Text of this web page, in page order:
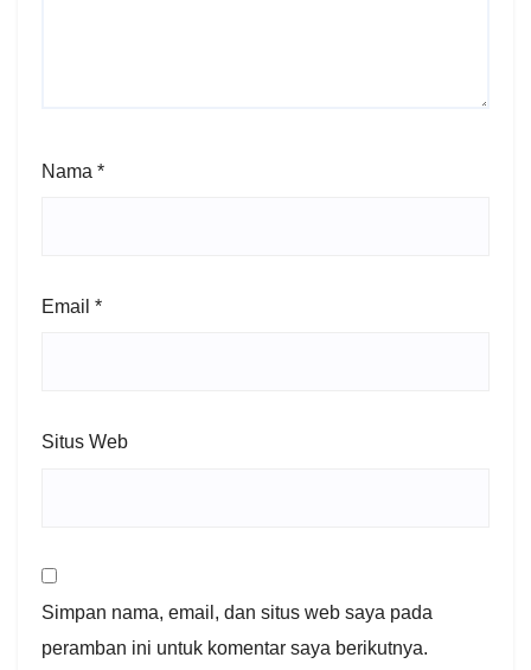
Nama *
Email *
Situs Web
Simpan nama, email, dan situs web saya pada
peramban ini untuk komentar saya berikutnya.